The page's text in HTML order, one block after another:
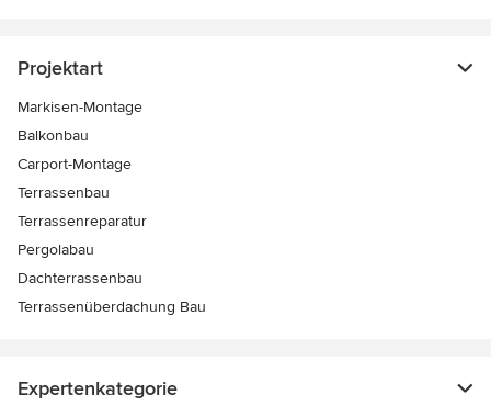
Projektart
Markisen-Montage
Balkonbau
Carport-Montage
Terrassenbau
Terrassenreparatur
Pergolabau
Dachterrassenbau
Terrassenüberdachung Bau
Expertenkategorie